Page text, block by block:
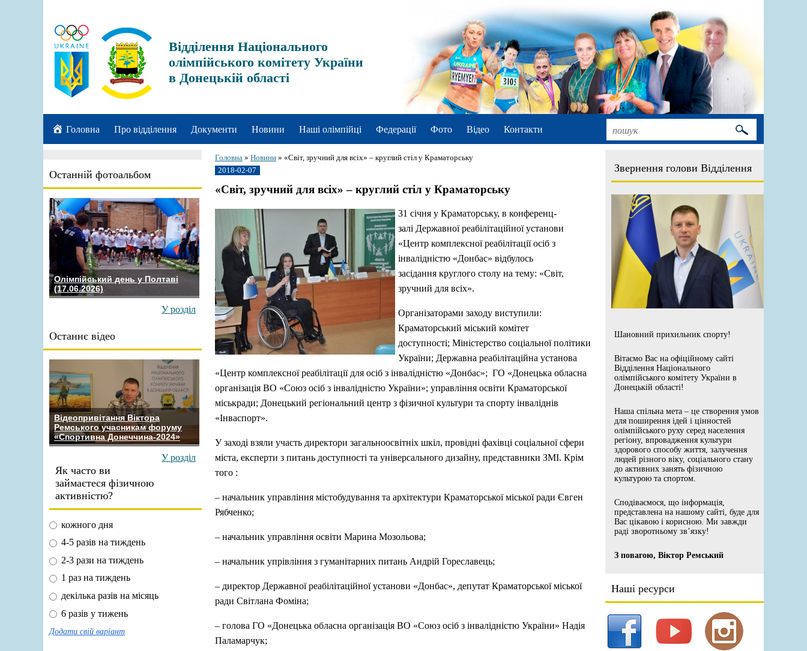
Відділення Національного
олімпійського комітету України
в Донецькій області
Головна Про відділення Документи Новини Наші олімпійці Федерації Фото Відео Контакти
Останній фотоальбом
Олімпійський день у Полтаві
(17.06.2026)
У розділ
Останнє відео
Відеопривітання Віктора
Ремського учасникам форуму
«Спортивна Донеччина-2024»
У розділ
Як часто ви
займаєтеся фізичною
активністю?
кожного дня
4-5 разів на тиждень
2-3 рази на тиждень
1 раз на тиждень
декілька разів на місяць
6 разів у тижень
Додати свій варіант
Звернення голови Відділення
Шановний прихильник спорту!
Вітаємо Вас на офіційному сайті
Відділення Національного
олімпійського комітету України в
Донецькій області!
Наша спільна мета – це створення умов
для поширення ідей і цінностей
олімпійського руху серед населення
регіону, впровадження культури
здорового способу життя, залучення
людей різного віку, соціального стану
до активних занять фізичною
культурою та спортом.
Сподіваємося, що інформація,
представлена на нашому сайті, буде для
Вас цікавою і корисною. Ми завжди
раді зворотньому зв’язку!
З повагою, Віктор Ремський
Наші ресурси
Головна » Новини » «Світ, зручний для всіх» – круглий стіл у Краматорську
2018-02-07
«Світ, зручний для всіх» – круглий стіл у Краматорську
31 січня у Краматорську, в конференц-
залі Державної реабілітаційної установи
«Центр комплексної реабілітації осіб з
інвалідністю «Донбас» відбулось
засідання круглого столу на тему: «Світ,
зручний для всіх».
Організаторами заходу виступили:
Краматорський міський комітет
доступності; Міністерство соціальної політики
України; Державна реабілітаційна установа
«Центр комплексної реабілітації для осіб з інвалідністю «Донбас»; ГО «Донецька обласна
організація ВО «Союз осіб з інвалідністю України»; управління освіти Краматорської
міськради; Донецький регіональний центр з фізичної культури та спорту інваліднів
«Інваспорт».
У заході взяли участь директори загальноосвітніх шкіл, провідні фахівці соціальної сфери
міста, експерти з питань доступності та універсального дизайну, представники ЗМІ. Крім
того :
– начальник управління містобудування та архітектури Краматорської міської ради Євген
Рябченко;
– начальник управління освіти Марина Мозольова;
– начальник упрівління з гуманітарних питань Андрій Гореславець;
– директор Державної реабілітаційної установи «Донбас», депутат Краматорської міської
ради Світлана Фоміна;
– голова ГО «Донецька обласна організація ВО «Союз осіб з інвалідністю України» Надiя
Паламарчук;